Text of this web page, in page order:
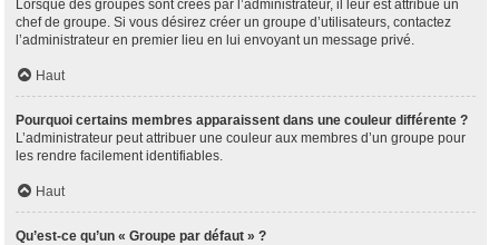
Lorsque des groupes sont créés par l’administrateur, il leur est attribué un
chef de groupe. Si vous désirez créer un groupe d’utilisateurs, contactez
l’administrateur en premier lieu en lui envoyant un message privé.
Haut
Pourquoi certains membres apparaissent dans une couleur différente ?
L’administrateur peut attribuer une couleur aux membres d’un groupe pour
les rendre facilement identifiables.
Haut
Qu’est-ce qu’un « Groupe par défaut » ?